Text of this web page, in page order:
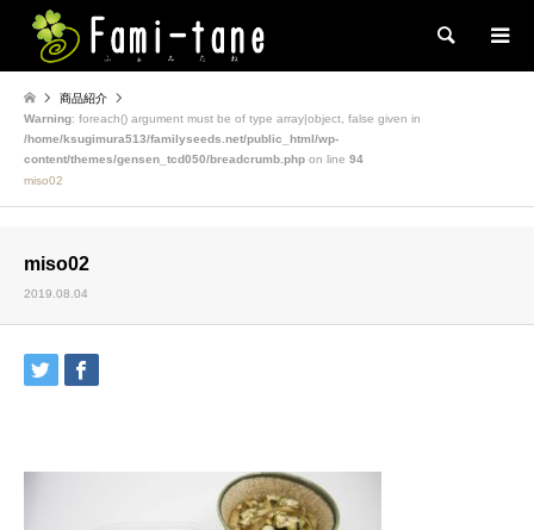
検索
商品紹介
Warning: foreach() argument must be of type array|object, false given in
/home/ksugimura513/familyseeds.net/public_html/wp-
content/themes/gensen_tcd050/breadcrumb.php on line 94
miso02
miso02
2019.08.04